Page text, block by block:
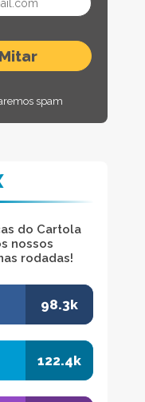
spam
do Cartola
nossos
rodadas!
98.3k
122.4k